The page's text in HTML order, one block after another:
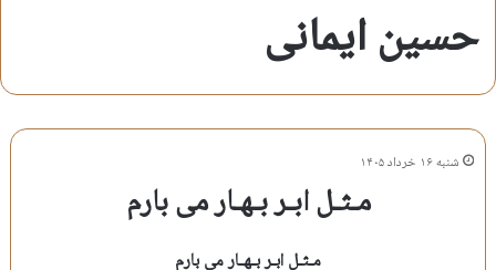
حسین ایمانی
شنبه ۱۶ خرداد ۱۴۰۵
مـثـل ابـر بـهـار می بارم
مـثـل ابـر بـهـار می بارم